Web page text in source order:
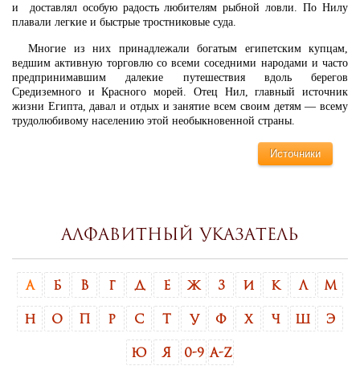
и доставлял особую радость любителям рыбной ловли. По Нилу
плавали легкие и быстрые тростниковые суда.
Многие из них принадлежали богатым египетским купцам,
ведшим активную торговлю со всеми соседними народами и часто
предпринимавшим далекие путешествия вдоль берегов
Средиземного и Красного морей. Отец Нил, главный источник
жизни Египта, давал и отдых и занятие всем своим детям — всему
трудолюбивому населению этой необыкновенной страны.
Источники
Алфавитный указатель
А Б В Г Д Е Ж З И К Л М
Н О Р С Т У Ф Х Ч Э
Ю Я 0-9 A-Z